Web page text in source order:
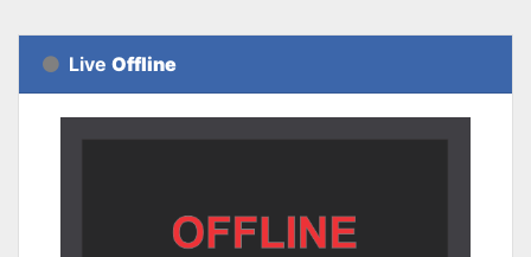
Live Offline